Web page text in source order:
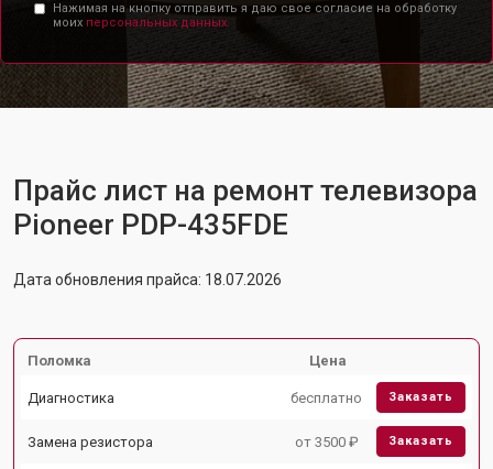
Нажимая на кнопку отправить я даю свое согласие на обработку
моих персональных данных.
Прайс лист на ремонт телевизора
Pioneer PDP-435FDE
Дата обновления прайса: 18.07.2026
Поломка Цена
Диагностика бесплатно Заказать
Замена резистора от 3500 ₽ Заказать